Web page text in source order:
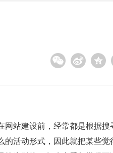
站建设前，经常都是根据搜
的活动形式，因此就把某些觉